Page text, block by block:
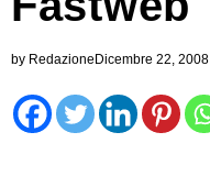
by RedazioneDicembre 22, 2008